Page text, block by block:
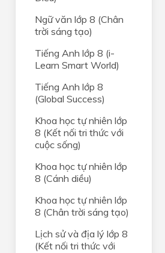
Ngữ văn lớp 8 (Chân
trời sáng tạo)
Tiếng Anh lớp 8 (i-
Learn Smart World)
Tiếng Anh lớp 8
(Global Success)
Khoa học tự nhiên lớp
8 (Kết nối tri thức với
cuộc sống)
Khoa học tự nhiên lớp
8 (Cánh diều)
Khoa học tự nhiên lớp
8 (Chân trời sáng tạo)
Lịch sử và địa lý lớp 8
(Kết nối tri thức với